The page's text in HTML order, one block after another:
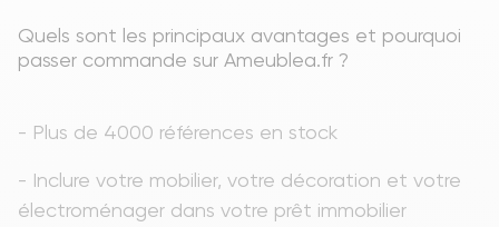
Quels sont les principaux avantages et pourquoi
passer commande sur Ameublea.fr ?
- Plus de 4000 références en stock
- Inclure votre mobilier, votre décoration et votre
électroménager dans votre prêt immobilier